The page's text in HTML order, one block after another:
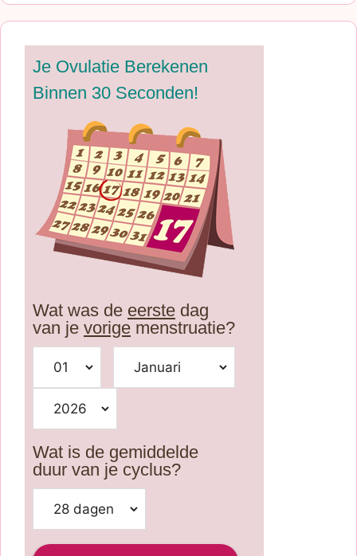
Je Ovulatie Berekenen
Binnen 30 Seconden!
Wat was de eerste dag
van je vorige menstruatie?
Wat is de gemiddelde
duur van je cyclus?